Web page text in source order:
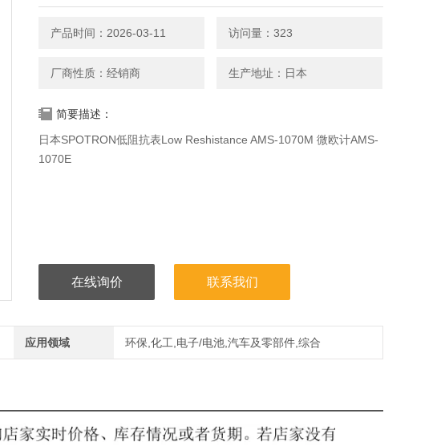
产品时间：2026-03-11 访问量：323
厂商性质：经销商 生产地址：日本
简要描述：
日本SPOTRON低阻抗表Low Reshistance AMS-1070M 微欧计AMS-
1070E
在线询价 联系我们
应用领域 环保,化工,电子/电池,汽车及零部件,综合